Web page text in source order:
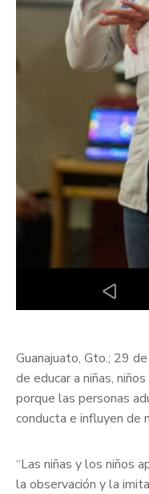
Guanajuato, Gto.; 29
de educar a niñas,
porque las personas
conducta e influyen de
“Las niñas y los niños
la observación y la